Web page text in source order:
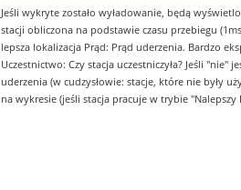
Jeśli wykryte zostało wyładowanie, będą
stacji obliczona na podstawie czasu przebiegu
lepsza lokalizacja Prąd: Prąd uderzenia. Bardzo
Uczestnictwo: Czy stacja uczestniczyła? Jeśli
uderzenia (w cudzysłowie: stacje, które nie były
na wykresie (jeśli stacja pracuje w trybie "Nalepszy